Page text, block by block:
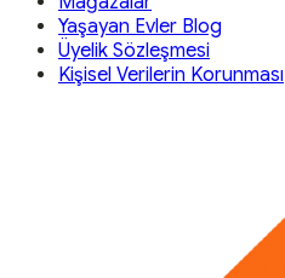
Yaşayan Evler Blog
Üyelik Sözleşmesi
Kişisel Verilerin Korunması